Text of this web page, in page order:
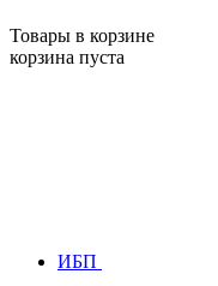
Товары в корзине
корзина пуста
ИБП